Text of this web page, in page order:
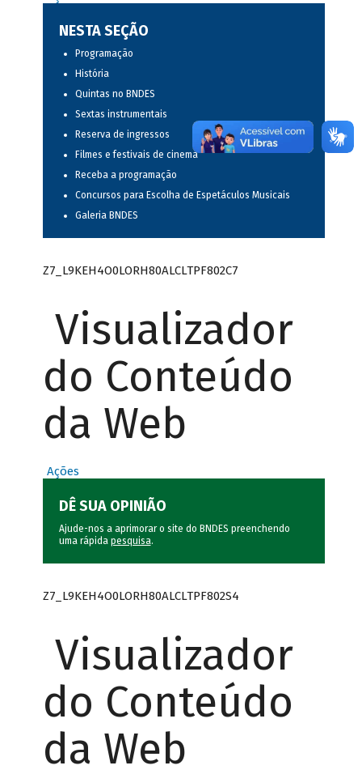
NESTA SEÇÃO
Programação
História
Quintas no BNDES
Sextas instrumentais
Reserva de ingressos
Filmes e festivais de cinema
Receba a programação
Concursos para Escolha de Espetáculos Musicais
Galeria BNDES
Z7_L9KEH4O0LORH80ALCLTPF802C7
Visualizador
do Conteúdo
da Web
Ações
DÊ SUA OPINIÃO
Ajude-nos a aprimorar o site do BNDES preenchendo
uma rápida pesquisa.
Z7_L9KEH4O0LORH80ALCLTPF802S4
Visualizador
do Conteúdo
da Web